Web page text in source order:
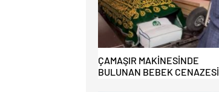
ÇAMAŞIR MAKİNESİNDE
BULUNAN BEBEK CENAZESİ